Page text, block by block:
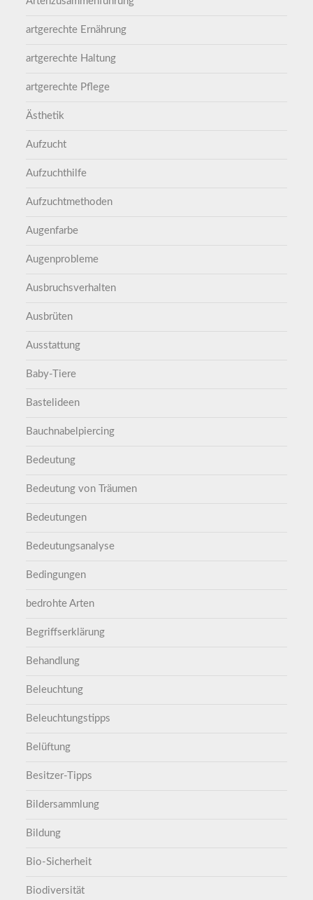
artgerechte Ernährung
artgerechte Haltung
artgerechte Pflege
Ästhetik
Aufzucht
Aufzuchthilfe
Aufzuchtmethoden
Augenfarbe
Augenprobleme
Ausbruchsverhalten
Ausbrüten
Ausstattung
Baby-Tiere
Bastelideen
Bauchnabelpiercing
Bedeutung
Bedeutung von Träumen
Bedeutungen
Bedeutungsanalyse
Bedingungen
bedrohte Arten
Begriffserklärung
Behandlung
Beleuchtung
Beleuchtungstipps
Belüftung
Besitzer-Tipps
Bildersammlung
Bildung
Bio-Sicherheit
Biodiversität